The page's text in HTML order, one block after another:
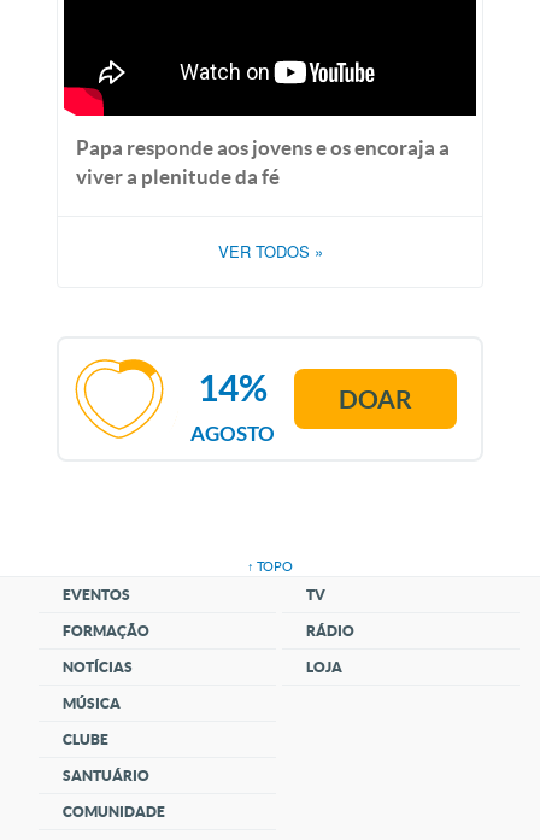
Papa responde aos jovens e os encoraja a
viver a plenitude da fé
VER TODOS »
AGOSTO
14% DOAR
↑ TOPO
EVENTOS
FORMAÇÃO
NOTÍCIAS
MÚSICA
CLUBE
SANTUÁRIO
COMUNIDADE
TV
RÁDIO
LOJA